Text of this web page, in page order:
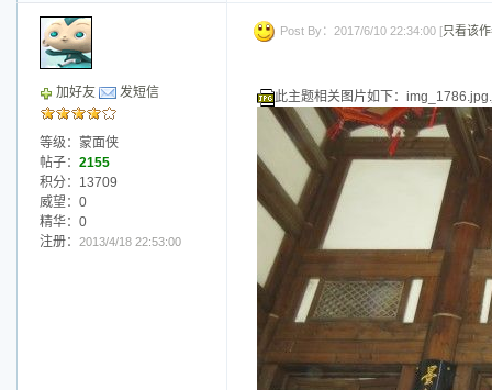
加好友 发短信
等级：蒙面侠
帖子： 2155
积分：13709
威望：0
精华：0
注册： 2013/4/18 22:53:00
Post By：2017/6/10 22:34:00 [只看该
此主题相关图片如下：